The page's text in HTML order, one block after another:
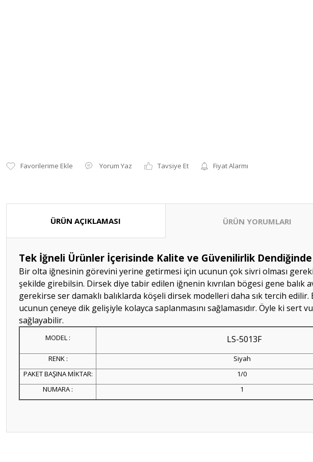
Yorum Yaz Tavsiye Et Fiyat Alarmı
ÜRÜN AÇIKLAMASI ÜRÜN YORUMLARI
Tek İğneli Ürünler İçerisinde Kalite ve Güvenilirlik
Bir olta iğnesinin görevini yerine getirmesi için ucunun çok sivri olması
şekilde girebilsin. Dirsek diye tabir edilen iğnenin kıvrılan bögesi gene
gerekirse ser damaklı balıklarda köşeli dirsek modelleri daha sık tercih
ucunun çeneye dik gelişiyle kolayca saplanmasını sağlamasıdır. Öyle ki sert
sağlayabilir.
MODEL : LS-5013F
RENK :
Siyah
PAKET BAŞINA MİKTAR:
1/0
NUMARA :
1